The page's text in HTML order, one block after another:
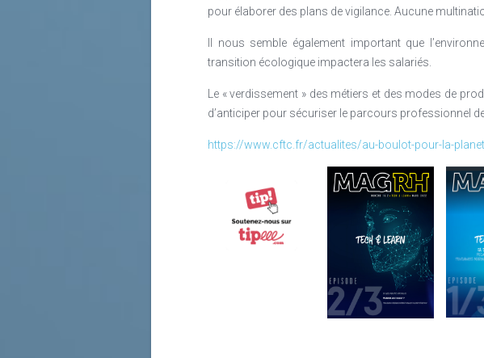
pour élaborer des plans de vigilance. Aucune
Il nous semble également important que
transition écologique impactera les salariés.
Le « verdissement » des métiers et des modes de
d’anticiper pour sécuriser le parcours professionnel
https://www.cftc.fr/actualites/au-boulot-pour-la-